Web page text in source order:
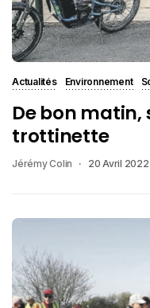
Actualités Environnement
De bon matin,
trottinette
Jérémy Colin 20 Avril 2022